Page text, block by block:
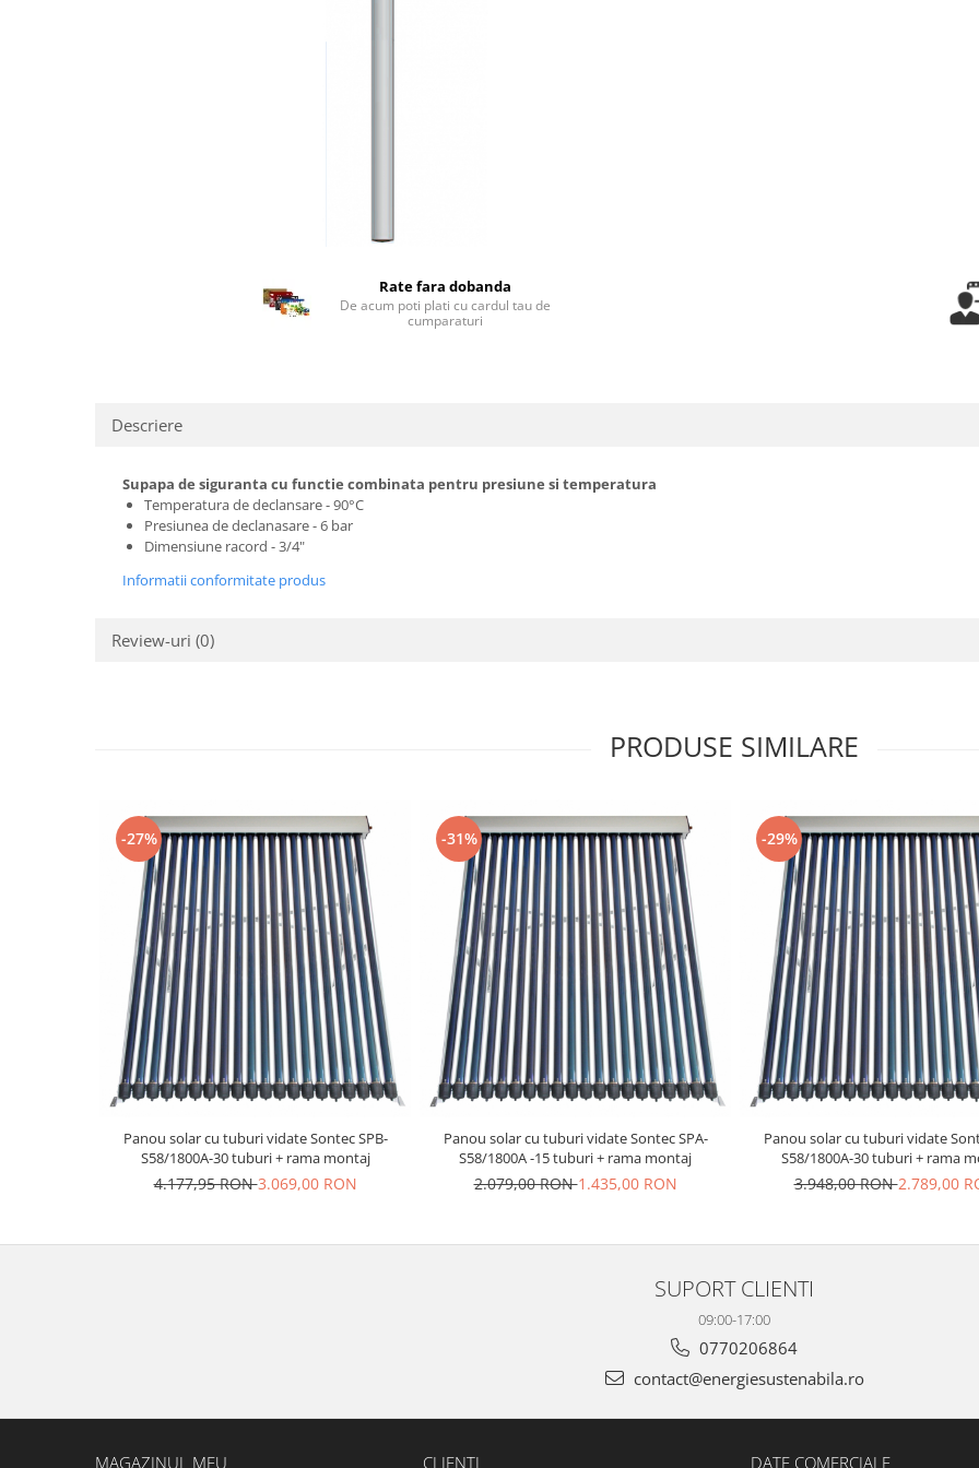
Rate fara dobanda
De acum poti plati cu cardul tau de
cumparaturi
Descriere
Supapa de siguranta cu functie combinata pentru presiune si temperatura
Temperatura de declansare - 90°C
Presiunea de declanasare - 6 bar
Dimensiune racord - 3/4"
Informatii conformitate produs
Review-uri (0)
PRODUSE SIMILARE
-27%
Panou solar cu tuburi vidate Sontec SPB-
S58/1800A-30 tuburi + rama montaj
4.177,95 RON3.069,00 RON
-31%
Panou solar cu tuburi vidate Sontec SPA-
S58/1800A -15 tuburi + rama montaj
2.079,00 RON1.435,00 RON
-29%
Panou solar cu tuburi vidate
S58/1800A-30 tuburi + rama
3.948,00 RON2.789,00
SUPORT CLIENTI
09:00-17:00
0770206864
contact@energiesustenabila.ro
MAGAZINUL MEU CLIENTI DATE COMERCIALE